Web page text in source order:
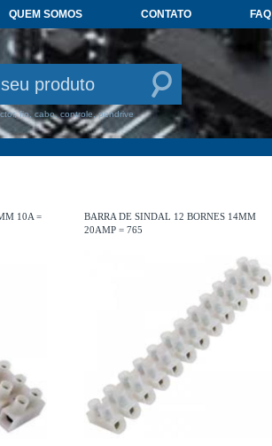
QUEM SOMOS CONTATO FAQ
fio, cabo, controle, pendrive
10A =
BARRA DE SINDAL 12 BORNES 14MM
20AMP = 765